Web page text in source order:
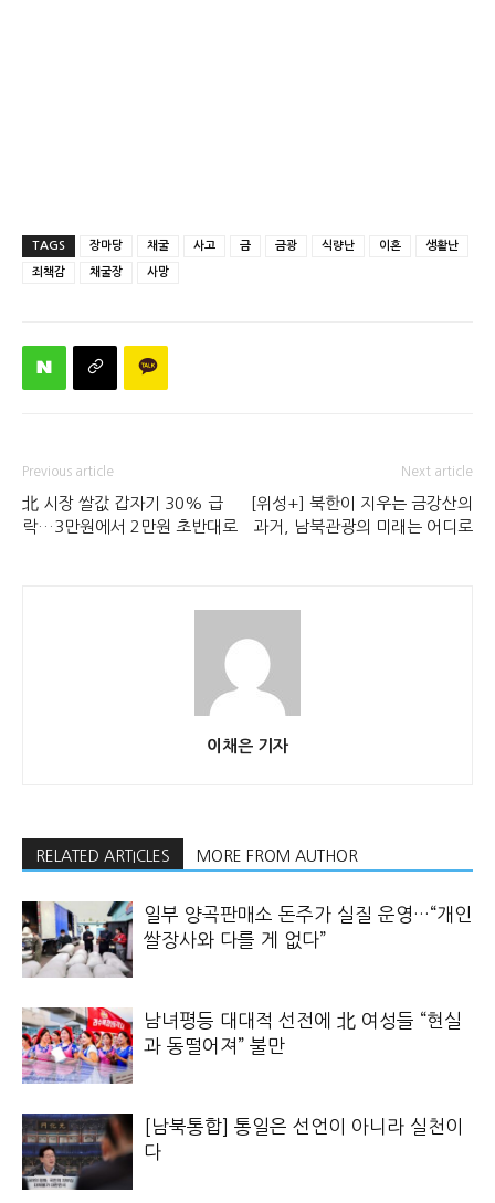
TAGS 장마당 채굴 사고 금 금광 식량난 이혼 생활난
죄책감 채굴장 사망
Previous article
北 시장 쌀값 갑자기 30% 급
락…3만원에서 2만원 초반대로
Next article
[위성+] 북한이 지우는 금강산의
과거, 남북관광의 미래는 어디로
이채은 기자
RELATED ARTICLES MORE FROM AUTHOR
일부 양곡판매소 돈주가 실질 운영…“개인
쌀장사와 다를 게 없다”
남녀평등 대대적 선전에 北 여성들 “현실
과 동떨어져” 불만
[남북통합] 통일은 선언이 아니라 실천이
다